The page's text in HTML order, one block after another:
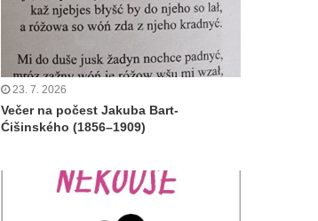
23. 7. 2026
Večer na počest Jakuba Bart-
Ćišinského (1856–1909)